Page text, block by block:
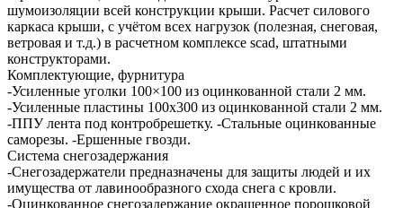
шумоизоляции всей конструкции крыши. Расчет силового
каркаса крыши, с учётом всех нагрузок (полезная, снеговая,
ветровая и т.д.) в расчетном комплексе scad, штатными
конструкторами.
Комплектующие, фурнитура
-Усиленные уголки 100×100 из оцинкованной стали 2 мм.
-Усиленные пластины 100х300 из оцинкованной стали 2 мм.
-ППУ лента под контробрешетку. -Стальные оцинкованные
саморезы. -Ершенные гвозди.
Система снегозадержания
-Снегозадержатели предназначены для защиты людей и их
имущества от лавинообразного схода снега с кровли.
-Оцинкованное снегозадержание окрашенное порошковой